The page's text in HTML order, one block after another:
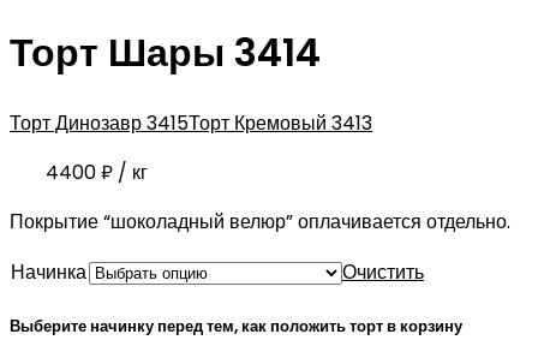
Торт Шары 3414
Торт Динозавр 3415Торт Кремовый 3413
4400₽ / кг
Покрытие “шоколадный велюр” оплачивается отдельно.
Начинка
Очистить
Выберите начинку перед тем, как положить торт в корзину